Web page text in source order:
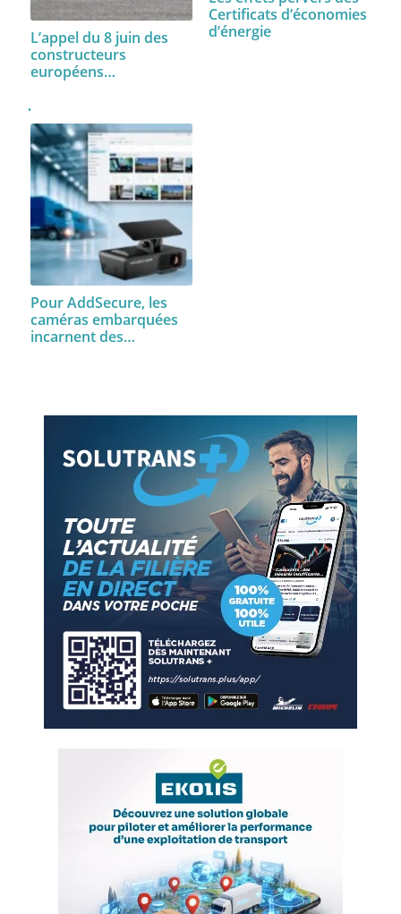
L’appel du 8 juin des
constructeurs
européens…
Certificats d’économies
d’énergie
Pour AddSecure, les
caméras embarquées
incarnent des…